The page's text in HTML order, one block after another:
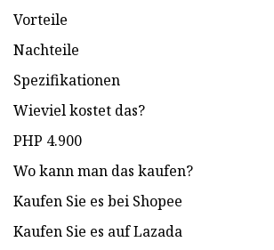
Vorteile
Nachteile
Spezifikationen
Wieviel kostet das?
PHP 4.900
Wo kann man das kaufen?
Kaufen Sie es bei Shopee
Kaufen Sie es auf Lazada